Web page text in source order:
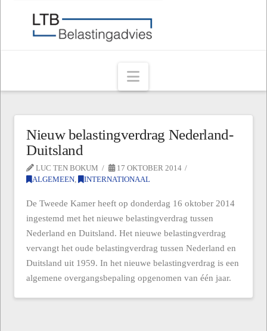
Navigation
Nieuw belastingverdrag Nederland-
Duitsland
LUC TEN BOKUM
17 OKTOBER 2014
ALGEMEEN
INTERNATIONAAL
De Tweede Kamer heeft op donderdag 16 oktober 2014
ingestemd met het nieuwe belastingverdrag tussen
Nederland en Duitsland. Het nieuwe belastingverdrag
vervangt het oude belastingverdrag tussen Nederland en
Duitsland uit 1959. In het nieuwe belastingverdrag is een
algemene overgangsbepaling opgenomen van één jaar.